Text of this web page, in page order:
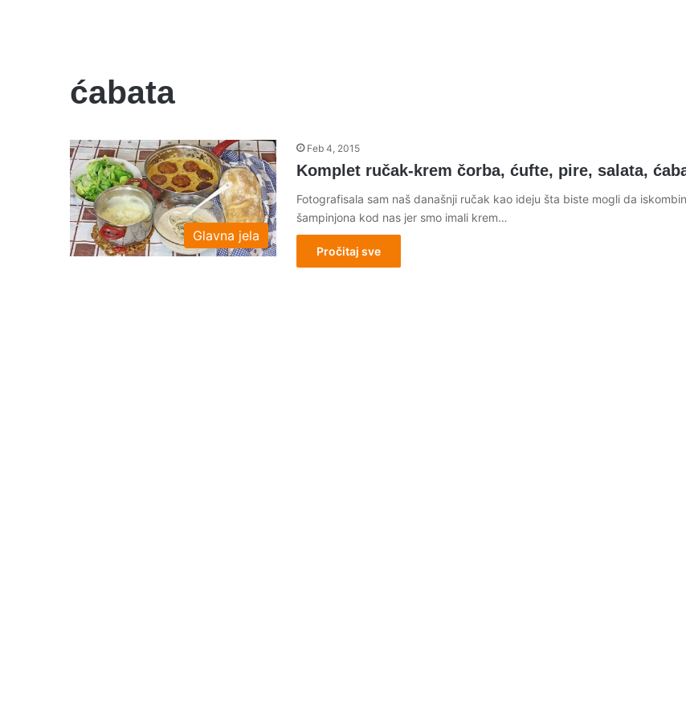
ćabata
Glavna jela
Feb 4, 2015
Komplet ručak-krem čorba, ćufte, pire, salata,
Fotografisala sam naš današnji ručak kao ideju šta biste mogli da
šampinjona kod nas jer smo imali krem…
Pročitaj sve